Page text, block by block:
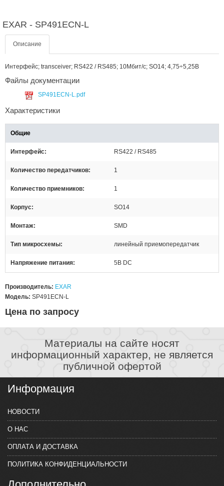
EXAR - SP491ECN-L
Описание
Интерфейс; transceiver; RS422 / RS485; 10Мбит/с; SO14; 4,75÷5,25В
Файлы документации
SP491ECN-L.pdf
Характеристики
Общие
Интерфейс RS422 / RS485
Количество передатчиков 1
Количество приемников 1
Корпус SO14
Монтаж SMD
Тип микросхемы линейный приемопередатчик
Напряжение питания 5В DC
Производитель: EXAR
Модель: SP491ECN-L
Цена по запросу
Материалы на сайте носят
информационный характер, не является
публичной офертой
Информация
НОВОСТИ
О НАС
ОПЛАТА И ДОСТАВКА
ПОЛИТИКА КОНФИДЕНЦИАЛЬНОСТИ